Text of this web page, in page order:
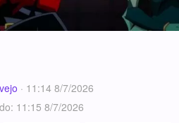
· 11:14 8/7/2026
11:15 8/7/2026